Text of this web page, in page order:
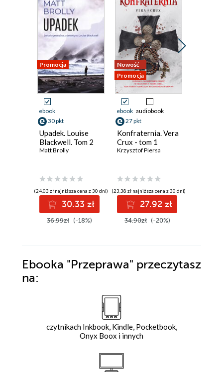
Promocja
ebook
30 pkt
Upadek. Louise
Blackwell. Tom 2
Matt Brolly
(24,03 zł najniższa cena z 30 dni)
30.33 zł
36.99zł (-18%)
Nowość
Promocja
ebook audiobook
27 pkt
Konfraternia. Vera
Crux - tom 1
Krzysztof Piersa
(23,38 zł najniższa cena z 30 dni)
27.92 zł
34.90zł (-20%)
Ebooka "Przeprawa" przeczytasz
na:
czytnikach Inkbook, Kindle, Pocketbook,
Onyx Boox i innych